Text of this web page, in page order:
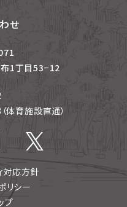
せ
1丁目53−12
（体育施設直通）
対応方針
リシー
プ